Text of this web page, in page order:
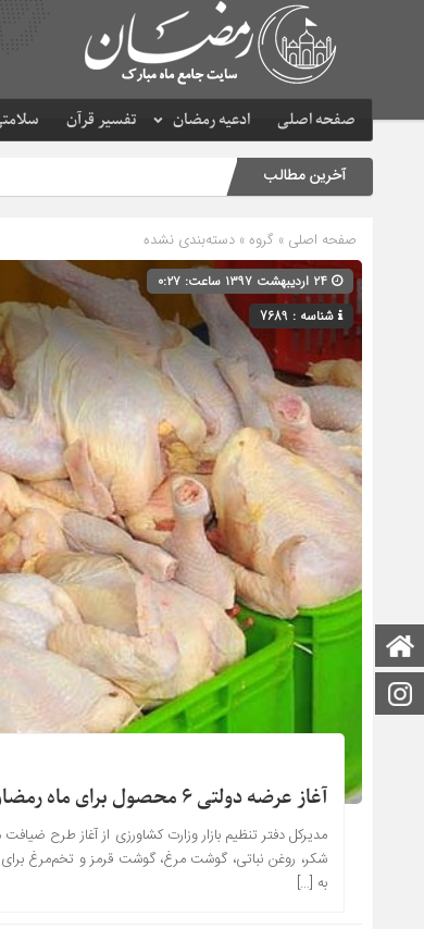
صفحه اصلی ادعیه رمضان تفسیر قرآن
صفحه اصلی
آخرین مطالب
صفحه اصلی » گروه » دسته‌بندی نشده
شناسه : 7689
آغاز عرضه دولتی ۶ محصول برای ماه رمضان + قیمت‌ها
شکر، روغن نباتی، گوشت مرغ، گوشت قرمز و تخم‌مرغ برای
به […]